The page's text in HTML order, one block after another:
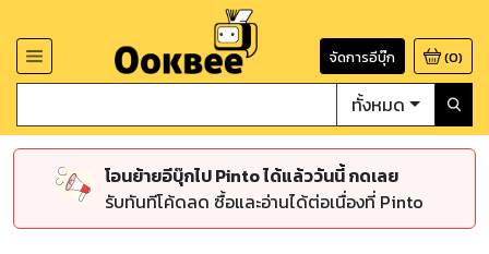
จัดการอีบุ๊ก (0)
ทั้งหมด
โอนย้ายอีบุ๊กไป Pinto ได้แล้ววันนี้ กดเลย
รับทันทีโค้ดลด ซื้อและอ่านได้ต่อเนื่องที่ Pinto